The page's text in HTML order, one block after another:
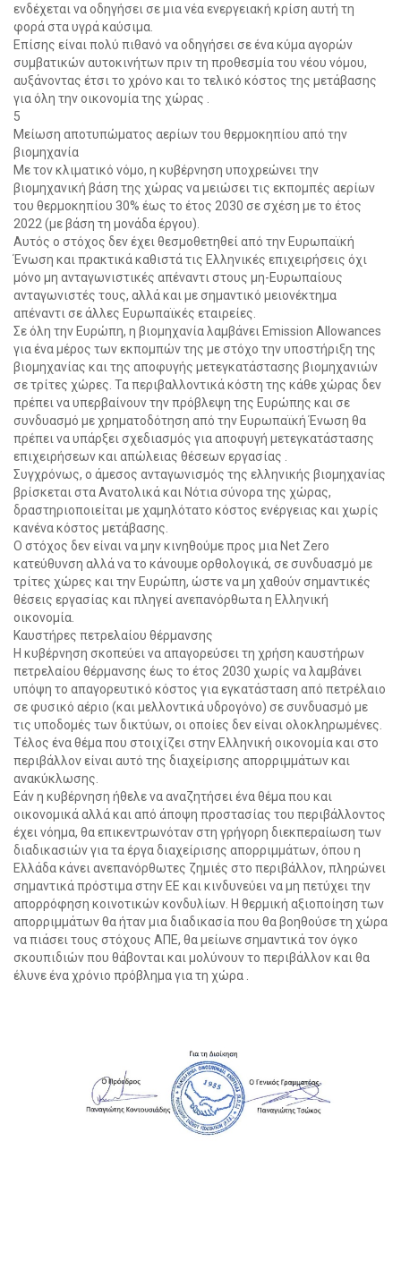
ενδέχεται να οδηγήσει σε μια νέα ενεργειακή κρίση αυτή τη
φορά στα υγρά καύσιμα.
Επίσης είναι πολύ πιθανό να οδηγήσει σε ένα κύμα αγορών
συμβατικών αυτοκινήτων πριν τη προθεσμία του νέου νόμου,
αυξάνοντας έτσι το χρόνο και το τελικό κόστος της μετάβασης
για όλη την οικονομία της χώρας .
5
Μείωση αποτυπώματος αερίων του θερμοκηπίου από την
βιομηχανία
Με τον κλιματικό νόμο, η κυβέρνηση υποχρεώνει την
βιομηχανική βάση της χώρας να μειώσει τις εκπομπές αερίων
του θερμοκηπίου 30% έως το έτος 2030 σε σχέση με το έτος
2022 (με βάση τη μονάδα έργου).
Αυτός ο στόχος δεν έχει θεσμοθετηθεί από την Ευρωπαϊκή
Ένωση και πρακτικά καθιστά τις Ελληνικές επιχειρήσεις όχι
μόνο μη ανταγωνιστικές απέναντι στους μη-Ευρωπαίους
ανταγωνιστές τους, αλλά και με σημαντικό μειονέκτημα
απέναντι σε άλλες Ευρωπαϊκές εταιρείες.
Σε όλη την Ευρώπη, η βιομηχανία λαμβάνει Emission Allowances
για ένα μέρος των εκπομπών της με στόχο την υποστήριξη της
βιομηχανίας και της αποφυγής μετεγκατάστασης βιομηχανιών
σε τρίτες χώρες. Τα περιβαλλοντικά κόστη της κάθε χώρας δεν
πρέπει να υπερβαίνουν την πρόβλεψη της Ευρώπης και σε
συνδυασμό με χρηματοδότηση από την Ευρωπαϊκή Ένωση θα
πρέπει να υπάρξει σχεδιασμός για αποφυγή μετεγκατάστασης
επιχειρήσεων και απώλειας θέσεων εργασίας .
Συγχρόνως, ο άμεσος ανταγωνισμός της ελληνικής βιομηχανίας
βρίσκεται στα Ανατολικά και Νότια σύνορα της χώρας,
δραστηριοποιείται με χαμηλότατο κόστος ενέργειας και χωρίς
κανένα κόστος μετάβασης.
Ο στόχος δεν είναι να μην κινηθούμε προς μια Net Zero
κατεύθυνση αλλά να το κάνουμε ορθολογικά, σε συνδυασμό με
τρίτες χώρες και την Ευρώπη, ώστε να μη χαθούν σημαντικές
θέσεις εργασίας και πληγεί ανεπανόρθωτα η Ελληνική
οικονομία.
Καυστήρες πετρελαίου θέρμανσης
Η κυβέρνηση σκοπεύει να απαγορεύσει τη χρήση καυστήρων
πετρελαίου θέρμανσης έως το έτος 2030 χωρίς να λαμβάνει
υπόψη το απαγορευτικό κόστος για εγκατάσταση από πετρέλαιο
σε φυσικό αέριο (και μελλοντικά υδρογόνο) σε συνδυασμό με
τις υποδομές των δικτύων, οι οποίες δεν είναι ολοκληρωμένες.
Τέλος ένα θέμα που στοιχίζει στην Ελληνική οικονομία και στο
περιβάλλον είναι αυτό της διαχείρισης απορριμμάτων και
ανακύκλωσης.
Εάν η κυβέρνηση ήθελε να αναζητήσει ένα θέμα που και
οικονομικά αλλά και από άποψη προστασίας του περιβάλλοντος
έχει νόημα, θα επικεντρωνόταν στη γρήγορη διεκπεραίωση των
διαδικασιών για τα έργα διαχείρισης απορριμμάτων, όπου η
Ελλάδα κάνει ανεπανόρθωτες ζημιές στο περιβάλλον, πληρώνει
σημαντικά πρόστιμα στην ΕΕ και κινδυνεύει να μη πετύχει την
απορρόφηση κοινοτικών κονδυλίων. Η θερμική αξιοποίηση των
απορριμμάτων θα ήταν μια διαδικασία που θα βοηθούσε τη χώρα
να πιάσει τους στόχους ΑΠΕ, θα μείωνε σημαντικά τον όγκο
σκουπιδιών που θάβονται και μολύνουν το περιβάλλον και θα
έλυνε ένα χρόνιο πρόβλημα για τη χώρα .